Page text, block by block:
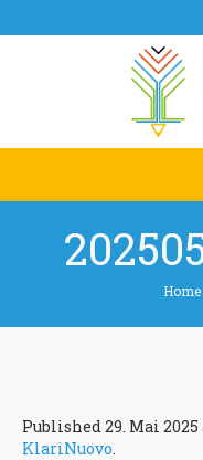
Home
Published29. Mai 2025
KlariNuovo.